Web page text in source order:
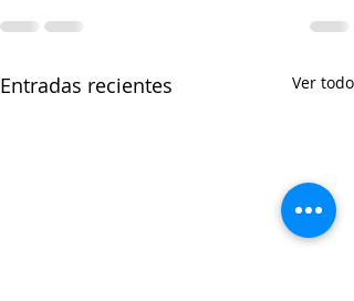
Entradas recientes Ver todo